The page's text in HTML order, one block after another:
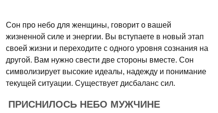
Сон про небо для женщины, говорит о вашей
жизненной силе и энергии. Вы вступаете в новый этап
своей жизни и переходите с одного уровня сознания на
другой. Вам нужно свести две стороны вместе. Сон
символизирует высокие идеалы, надежду и понимание
текущей ситуации. Существует дисбаланс сил.
ПРИСНИЛОСЬ НЕБО МУЖЧИНЕ